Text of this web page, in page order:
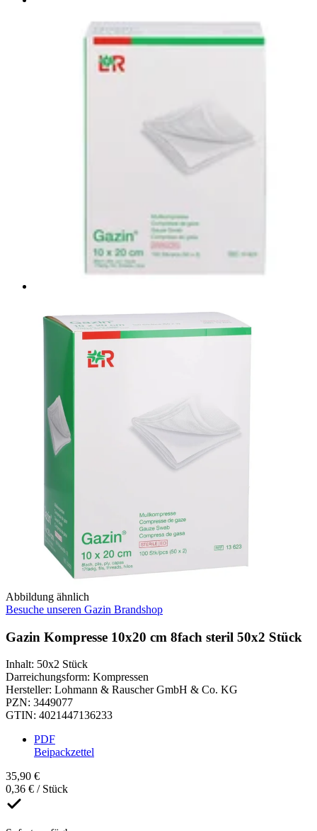
Abbildung ähnlich
Besuche unseren Gazin Brandshop
Gazin Kompresse 10x20 cm 8fach steril 50x2 Stück
Inhalt: 50x2 Stück
Darreichungsform: Kompressen
Hersteller: Lohmann & Rauscher GmbH & Co. KG
PZN: 3449077
GTIN: 4021447136233
PDF
Beipackzettel
35,90 €
0,36 € / Stück